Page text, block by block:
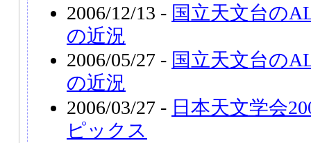
2006/12/13 - 国立天文台の
の近況
2006/05/27 - 国立天文台の
の近況
2006/03/27 - 日本天文学会
ピックス